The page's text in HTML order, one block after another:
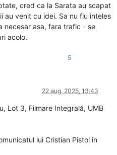
cred ca la Sarata au scapat
au venit cu idei. Sa nu fiu inteles
necesar asa, fara trafic - se
acolo.
5
22 aug. 2025, 13:43
Lot 3, Filmare Integrală, UMB
lui Cristian Pistol in